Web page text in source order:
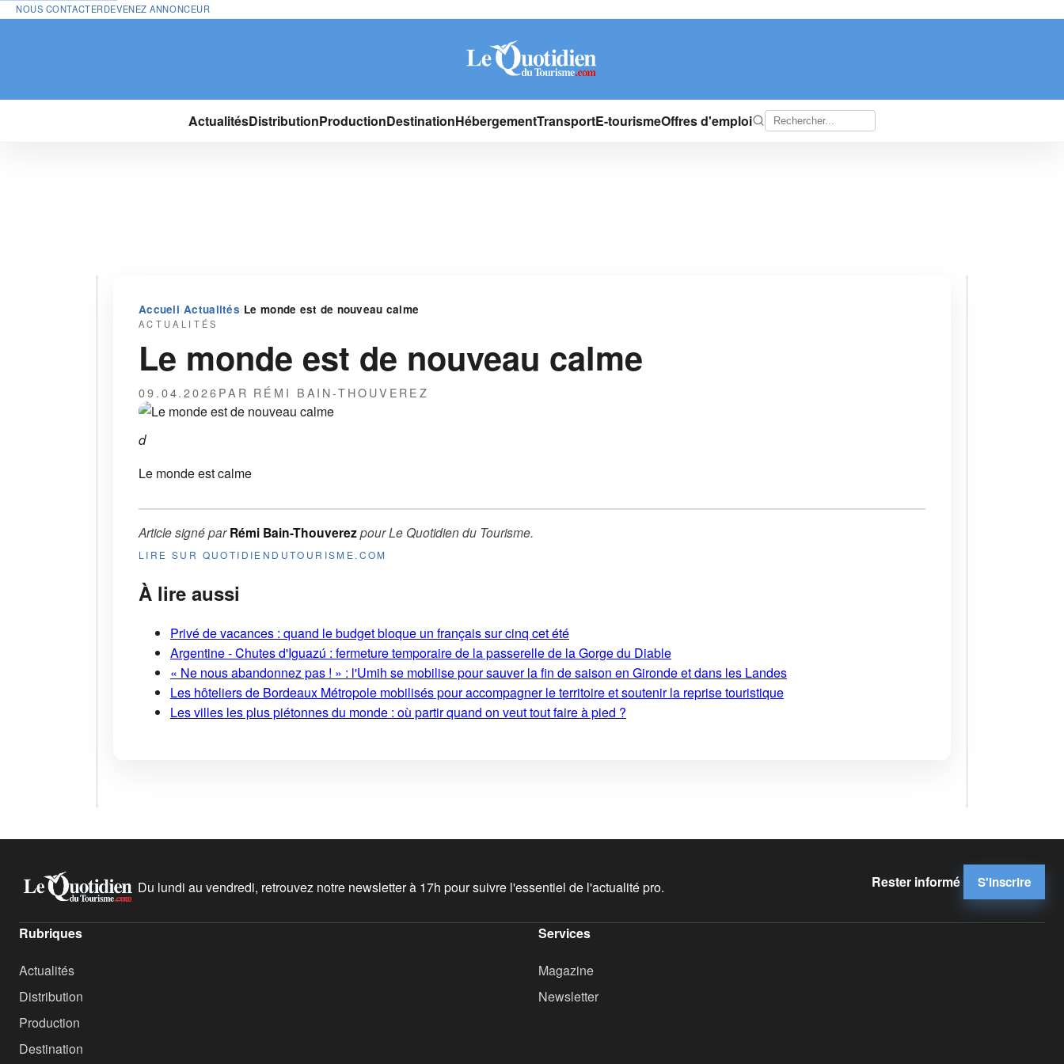
NOUS CONTACTERDEVENEZ ANNONCEUR
ActualitésDistributionProductionDestinationHébergementTransportE-tourismeOffres d'emploi
Accueil›Actualités›Le monde est de nouveau calme
ACTUALITÉS
Le monde est de nouveau calme
09.04.2026PAR RÉMI BAIN-THOUVEREZ
d
Le monde est calme
Article signé parRémi Bain-ThouverezpourLe Quotidien du Tourisme.
LIRE SUR QUOTIDIENDUTOURISME.COM
À lire aussi
Privé de vacances : quand le budget bloque un français sur cinq cet été
Argentine - Chutes d'Iguazú : fermeture temporaire de la passerelle de la Gorge du Diable
« Ne nous abandonnez pas ! » : l'Umih se mobilise pour sauver la fin de saison en Gironde et dans les Landes
Les hôteliers de Bordeaux Métropole mobilisés pour accompagner le territoire et soutenir la reprise touristique
Les villes les plus piétonnes du monde : où partir quand on veut tout faire à pied ?
Du lundi au vendredi, retrouvez notre newsletter à 17h pour suivre l'essentiel de l'actualité pro. Rester informé S'inscrire
Rubriques
Actualités
Distribution
Production
Destination
Services
Magazine
Newsletter